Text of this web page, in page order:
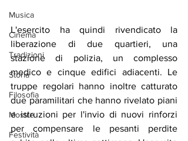
Musica
Cinema
Tradizioni
Storia
Filosofia
Mostre
Festività
L'esercito ha quindi rivendicato la
liberazione di due quartieri, una
stazione di polizia, un complesso
medico e cinque edifici adiacenti. Le
truppe regolari hanno inoltre catturato
due paramilitari che hanno rivelato piani
e istruzioni per l'invio di nuovi rinforzi
per compensare le pesanti perdite